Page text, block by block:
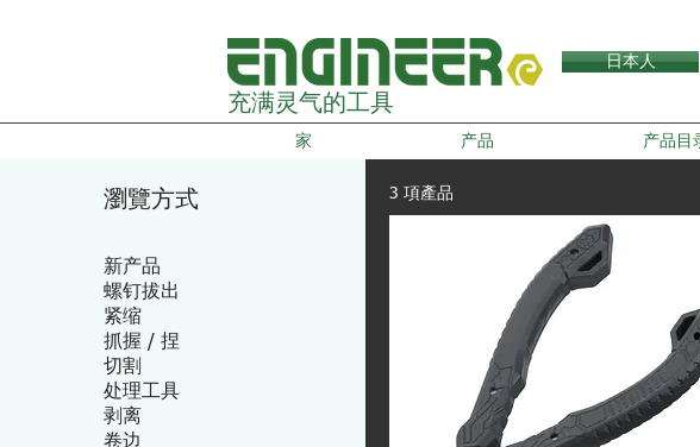
日本人
充满灵气的工具
家 产品 产品目
瀏覽方式
新产品
螺钉拔出
紧缩
抓握 / 捏
切割
处理工具
剥离
卷边
3 項產品